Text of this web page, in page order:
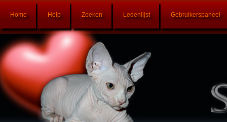
Home Help Zoeken Ledenlijst Gebruikerspaneel